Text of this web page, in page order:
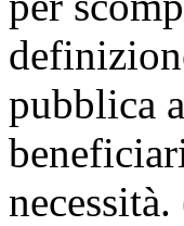
pubblica